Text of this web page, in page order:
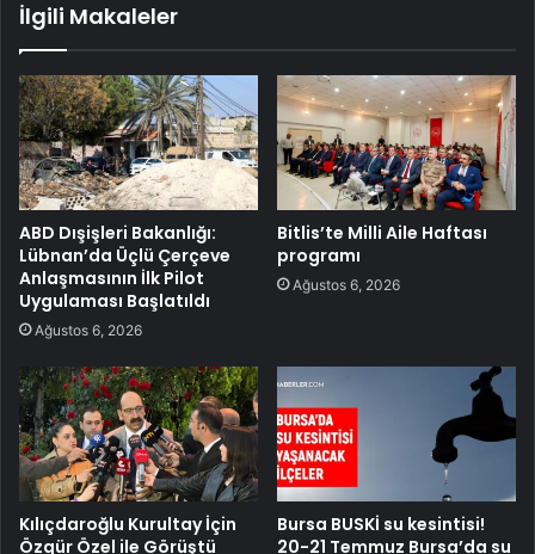
İlgili Makaleler
ABD Dışişleri Bakanlığı:
Lübnan’da Üçlü Çerçeve
Anlaşmasının İlk Pilot
Uygulaması Başlatıldı
Ağustos 6, 2026
Bitlis’te Milli Aile Haftası
programı
Ağustos 6, 2026
Kılıçdaroğlu Kurultay İçin
Özgür Özel ile Görüştü
Bursa BUSKİ su kesintisi!
20-21 Temmuz Bursa’da su